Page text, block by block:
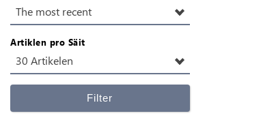
The most recent
Artiklen pro Säit
30 Artikelen
Filter